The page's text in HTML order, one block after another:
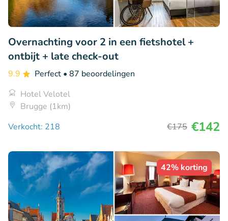
Overnachting voor 2 in een fietshotel +
ontbijt + late check-out
9.9 Perfect • 87 beoordelingen
Hotel Velotel
Brugge (1km)
Verkocht: 218
€175 €142
42% korting